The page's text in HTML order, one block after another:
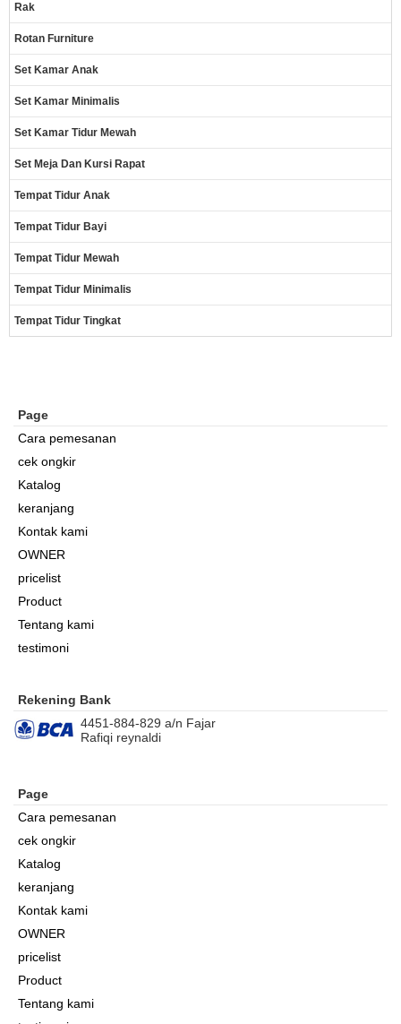
Rak
Rotan Furniture
Set Kamar Anak
Set Kamar Minimalis
Set Kamar Tidur Mewah
Set Meja Dan Kursi Rapat
Tempat Tidur Anak
Tempat Tidur Bayi
Tempat Tidur Mewah
Tempat Tidur Minimalis
Tempat Tidur Tingkat
Page
Cara pemesanan
cek ongkir
Katalog
keranjang
Kontak kami
OWNER
pricelist
Product
Tentang kami
testimoni
Rekening Bank
4451-884-829 a/n Fajar
Rafiqi reynaldi
Page
Cara pemesanan
cek ongkir
Katalog
keranjang
Kontak kami
OWNER
pricelist
Product
Tentang kami